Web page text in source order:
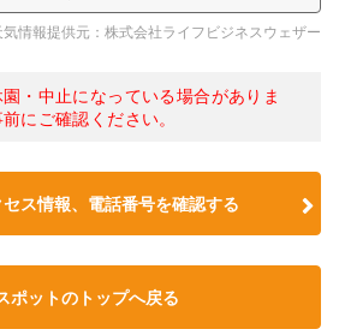
気情報提供元：株式会社ライフビジネスウェザー
・中止になっている場合がありま
にご確認ください。
ス情報、電話番号を確認する
ポットのトップへ戻る